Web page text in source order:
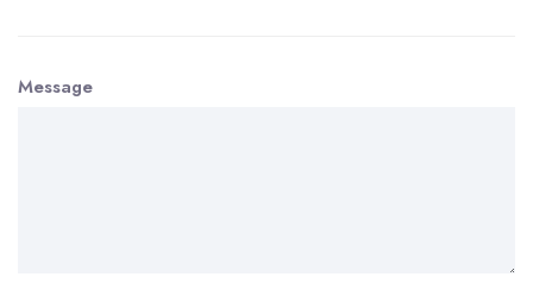
Message